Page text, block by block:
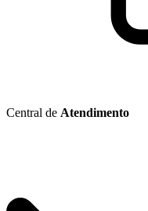
Central de Atendimento